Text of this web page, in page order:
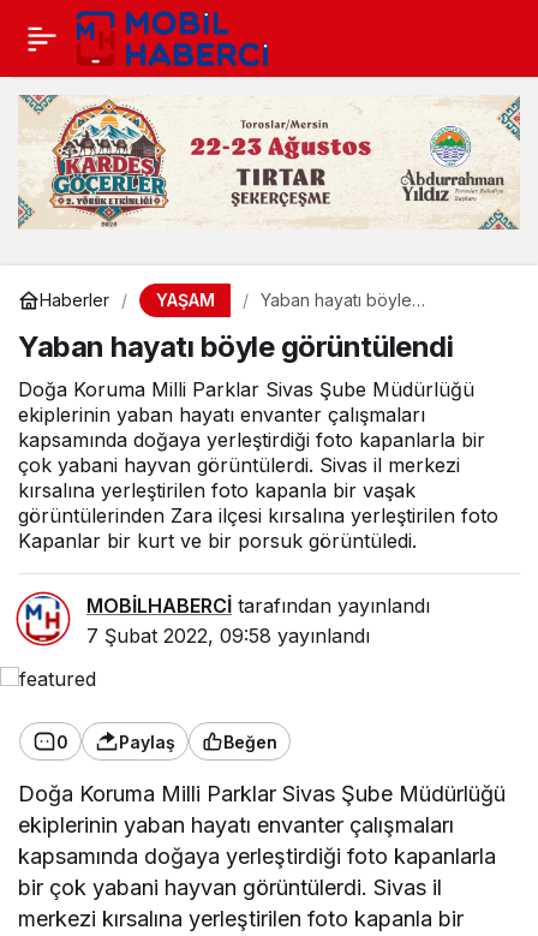
Haberler YAŞAM
Yaban hayatı böyle
Yaban hayatı böyle görüntülendi
Doğa Koruma Milli Parklar Sivas Şube Müdürlüğü
ekiplerinin yaban hayatı envanter çalışmaları
kapsamında doğaya yerleştirdiği foto kapanlarla bir
çok yabani hayvan görüntülerdi. Sivas il merkezi
kırsalına yerleştirilen foto kapanla bir vaşak
görüntülerinden Zara ilçesi kırsalına yerleştirilen foto
Kapanlar bir kurt ve bir porsuk görüntüledi.
MOBİLHABERCİ tarafından yayınlandı
7 Şubat 2022, 09:58 yayınlandı
0 Paylaş Beğen
Doğa Koruma Milli Parklar Sivas Şube Müdürlüğü
ekiplerinin yaban hayatı envanter çalışmaları
kapsamında doğaya yerleştirdiği foto kapanlarla
bir çok yabani hayvan görüntülerdi. Sivas il
merkezi kırsalına yerleştirilen foto kapanla bir